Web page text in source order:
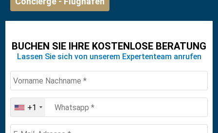
BUCHEN SIE IHRE KOSTENLOSE BERATUNG
Lassen Sie sich von unserem Expertenteam anrufen
United
States
+1
+1